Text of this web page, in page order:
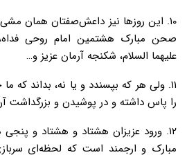
۱۰. این روزها نیز داعش‌صفتان همان
صحن مبارک هشتمین امام روحی
علیهما السلام، شکنجه آرمان عزیز و…
۱۱. ولی هر که بپسندد و یا نه، بداند
را پاس داشته و در پوشیدن و بزرگداشت
۱۲. ورود عزیزان هشتاد و هشتاد و
مبارک و ارجمند است که لحظه‌ای